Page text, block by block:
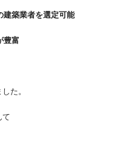
建築業者を選定可能
豊富
た。
て